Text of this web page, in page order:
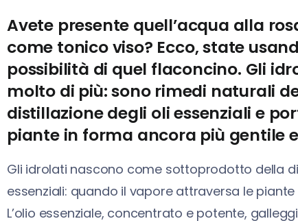
Avete presente quell’acqua alla
come tonico viso? Ecco, state
possibilità di quel flaconcino. Gli
molto di più: sono rimedi naturali
distillazione degli oli essenziali e
piante in forma ancora più gentile
Gli idrolati nascono come sottoprodotto della
essenziali: quando il vapore attraversa le
L’olio essenziale, concentrato e potente,